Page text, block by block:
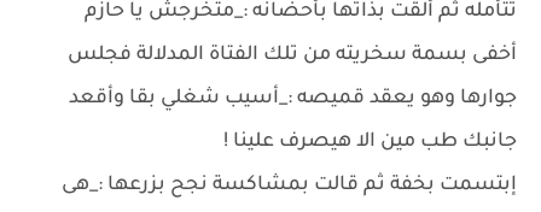
تتأمله ثم ألقت بذاتها بأحضانه :_متخرجش يا حازم
أخفى بسمة سخريته من تلك الفتاة المدلالة فجلس
جوارها وهو يعقد قميصه :_أسيب شغلي بقا وأقعد
جانبك طب مين الا هيصرف علينا !
إبتسمت بخفة ثم قالت بمشاكسة نجح بزرعها :_هى